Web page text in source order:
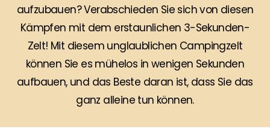
aufzubauen? Verabschieden Sie sich von diesen
Kämpfen mit dem erstaunlichen 3-Sekunden-
Zelt! Mit diesem unglaublichen Campingzelt
können Sie es mühelos in wenigen Sekunden
aufbauen, und das Beste daran ist, dass Sie das
ganz alleine tun können.